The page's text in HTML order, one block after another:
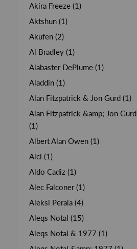
Akira Freeze (1)
Aktshun (1)
Akufen (2)
Al Bradley (1)
Alabaster DePlume (1)
Aladdin (1)
Alan Fitzpatrick & Jon Gurd (1)
Alan Fitzpatrick &amp; Jon Gurd
(1)
Albert Alan Owen (1)
Alci (1)
Aldo Cadiz (1)
Alec Falconer (1)
Aleksi Perala (4)
Aleqs Notal (15)
Aleqs Notal & 1977 (1)